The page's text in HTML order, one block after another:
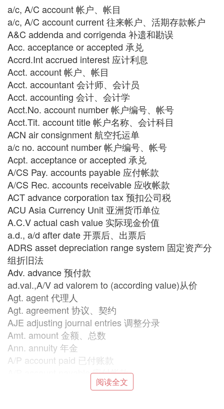
a/c, A/C account 帐户、帐目
a/c, A/C account current 往来帐户、活期存款帐户
A&C addenda and corrigenda 补遗和勘误
Acc. acceptance or accepted 承兑
Accrd.Int accrued interest 应计利息
Acct. account 帐户、帐目
Acct. accountant 会计师、会计员
Acct. accounting 会计、会计学
Acct.No. account number 帐户编号、帐号
Acct.Tit. account title 帐户名称、会计科目
ACN air consignment 航空托运单
a/c no. account number 帐户编号、帐号
Acpt. acceptance or accepted 承兑
A/CS Pay. accounts payable 应付帐款
A/CS Rec. accounts receivable 应收帐款
ACT advance corporation tax 预扣公司税
ACU Asia Currency Unit 亚洲货币单位
A.C.V actual cash value 实际现金价值
a.d., a/d after date 开票后、出票后
ADRS asset depreciation range system 固定资产分
组折旧法
Adv. advance 预付款
ad.val.,A/V ad valorem to (according value)从价
Agt. agent 代理人
Agt. agreement 协议、契约
AJE adjusting journal entries 调整分录
Amt. amount 金额、总数
Ann. annuity 年金
A/P account paid 已付账款
A/P account payable 应付帐款
A/P accounting period 会计期间
阅读全文